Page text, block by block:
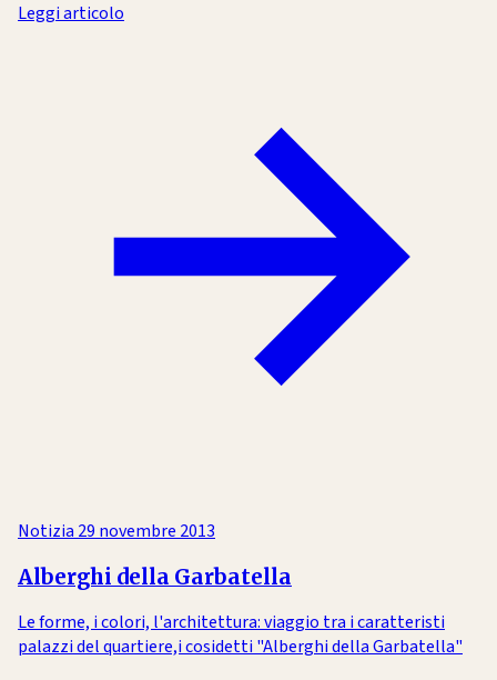
Leggi articolo
Notizia 29 novembre 2013
Alberghi della Garbatella
Le forme, i colori, l'architettura: viaggio tra i caratteristi
palazzi del quartiere,i cosidetti "Alberghi della Garbatella"